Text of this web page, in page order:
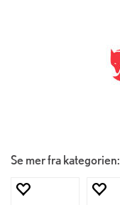
Se mer fra kategorien: